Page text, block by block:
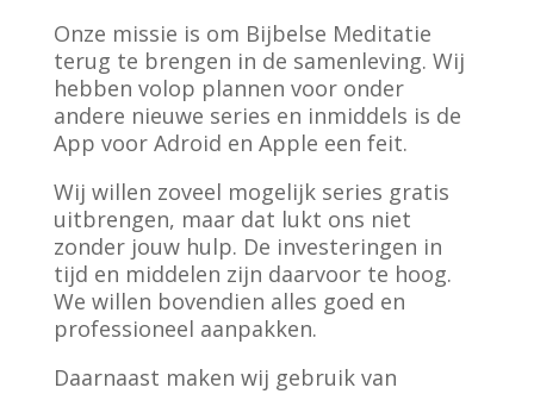
Onze missie is om Bijbelse Meditatie
terug te brengen in de samenleving. Wij
hebben volop plannen voor onder
andere nieuwe series en inmiddels is de
App voor Adroid en Apple een feit.
Wij willen zoveel mogelijk series gratis
uitbrengen, maar dat lukt ons niet
zonder jouw hulp. De investeringen in
tijd en middelen zijn daarvoor te hoog.
We willen bovendien alles goed en
professioneel aanpakken.
Daarnaast maken wij gebruik van